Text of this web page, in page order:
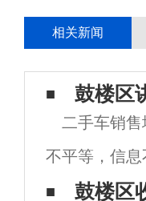
相关新闻
鼓楼区
二手车销
不平等，信
体。严重制
鼓楼区